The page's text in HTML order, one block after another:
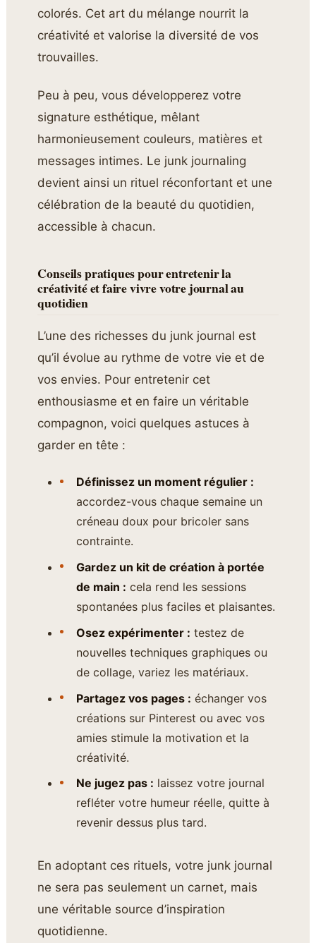
colorés. Cet art du mélange nourrit la
créativité et valorise la diversité de vos
trouvailles.
Peu à peu, vous développerez votre
signature esthétique, mêlant
harmonieusement couleurs, matières et
messages intimes. Le junk journaling
devient ainsi un rituel réconfortant et une
célébration de la beauté du quotidien,
accessible à chacun.
Conseils pratiques pour entretenir la
créativité et faire vivre votre journal au
quotidien
L’une des richesses du junk journal est
qu’il évolue au rythme de votre vie et de
vos envies. Pour entretenir cet
enthousiasme et en faire un véritable
compagnon, voici quelques astuces à
garder en tête :
Définissez un moment régulier :
accordez-vous chaque semaine un
créneau doux pour bricoler sans
contrainte.
Gardez un kit de création à portée
de main : cela rend les sessions
spontanées plus faciles et plaisantes.
Osez expérimenter : testez de
nouvelles techniques graphiques ou
de collage, variez les matériaux.
Partagez vos pages : échanger vos
créations sur Pinterest ou avec vos
amies stimule la motivation et la
créativité.
Ne jugez pas : laissez votre journal
refléter votre humeur réelle, quitte à
revenir dessus plus tard.
En adoptant ces rituels, votre junk journal
ne sera pas seulement un carnet, mais
une véritable source d’inspiration
quotidienne.